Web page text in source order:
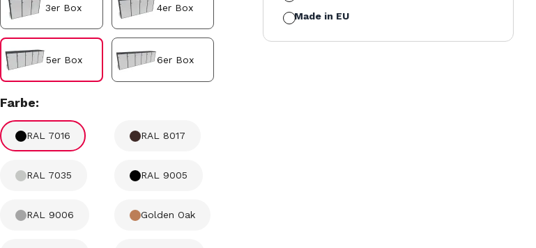
3er Box 4er Box
5er Box 6er Box
Farbe:
RAL 7016 RAL 8017
RAL 7035 RAL 9005
RAL 9006 Golden Oak
Made in EU